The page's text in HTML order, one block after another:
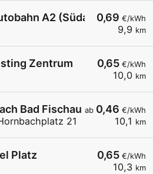
0,69 €/kWh
9,9 km
A2 (Südautobahn)
0,65 €/kWh
10,0 km
Zentrum
ab 0,46 €/kWh
10,1 km
Bad Fischau
21
0,65 €/kWh
10,3 km
Platz